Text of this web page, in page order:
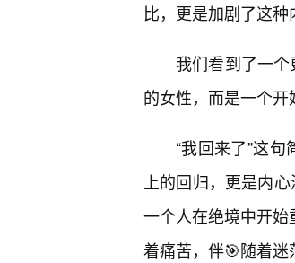
比，更是加剧了这种
我们看到了一
的女性，而是一个开
“我回来了”这
上的回归，更是内
一个人在绝境中开始
着痛苦，伴🎯随着迷